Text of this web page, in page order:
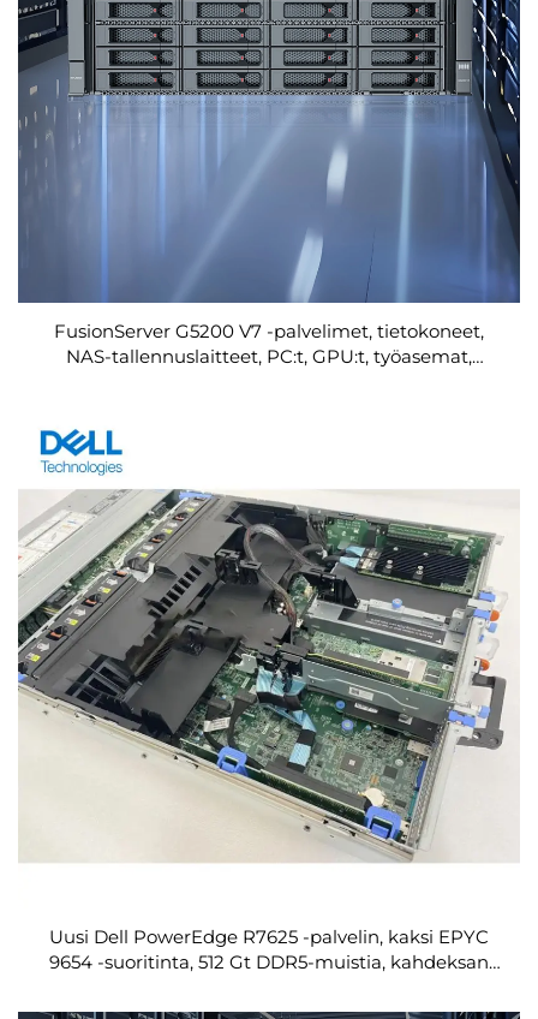
FusionServer G5200 V7 -palvelimet, tietokoneet,
NAS-tallennuslaitteet, PC:t, GPU:t, työasemat,
Uusi Dell PowerEdge R7625 -palvelin, kaksi EPYC
9654 -suoritinta, 512 Gt DDR5-muistia, kahdeksan
rakennepalvelin